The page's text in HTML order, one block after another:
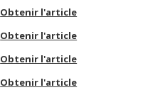
Obtenir l'article
Obtenir l'article
Obtenir l'article
Obtenir l'article